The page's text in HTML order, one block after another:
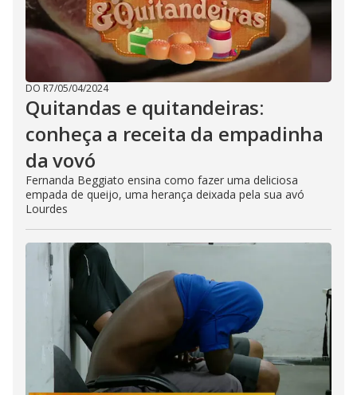
DO R7/05/04/2024
Quitandas e quitandeiras:
conheça a receita da empadinha
da vovó
Fernanda Beggiato ensina como fazer uma deliciosa
empada de queijo, uma herança deixada pela sua avó
Lourdes